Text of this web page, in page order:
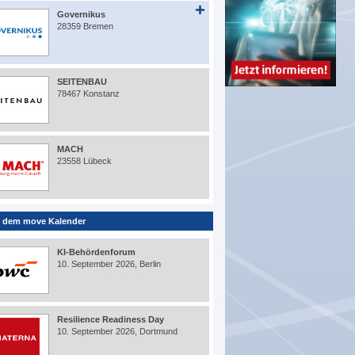
Governikus
28359 Bremen
SEITENBAU
78467 Konstanz
MACH
23558 Lübeck
dem move Kalender
KI-Behördenforum
10. September 2026, Berlin
Resilience Readiness Day
10. September 2026, Dortmund